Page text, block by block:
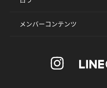
メンバーコンテンツ